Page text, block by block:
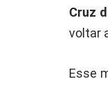
Cruz
voltar
Esse